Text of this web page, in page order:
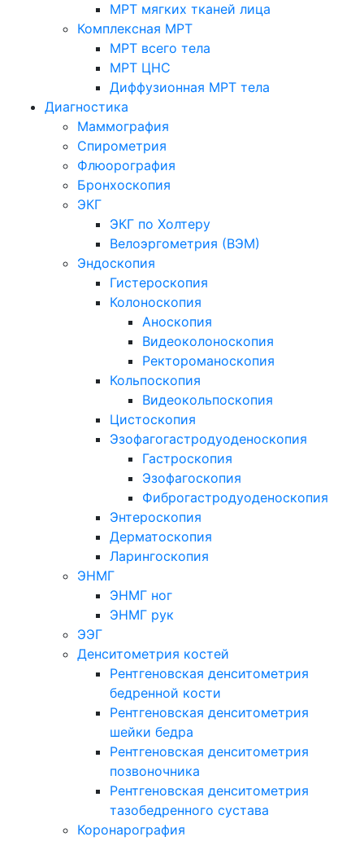
МРТ мягких тканей лица
Комплексная МРТ
МРТ всего тела
МРТ ЦНС
Диффузионная МРТ тела
Диагностика
Маммография
Спирометрия
Флюорография
Бронхоскопия
ЭКГ
ЭКГ по Холтеру
Велоэргометрия (ВЭМ)
Эндоскопия
Гистероскопия
Колоноскопия
Аноскопия
Видеоколоноскопия
Ректороманоскопия
Кольпоскопия
Видеокольпоскопия
Цистоскопия
Эзофагогастродуоденоскопия
Гастроскопия
Эзофагоскопия
Фиброгастродуоденоскопия
Энтероскопия
Дерматоскопия
Ларингоскопия
ЭНМГ
ЭНМГ ног
ЭНМГ рук
ЭЭГ
Денситометрия костей
Рентгеновская денситометрия
бедренной кости
Рентгеновская денситометрия
шейки бедра
Рентгеновская денситометрия
позвоночника
Рентгеновская денситометрия
тазобедренного сустава
Коронарография